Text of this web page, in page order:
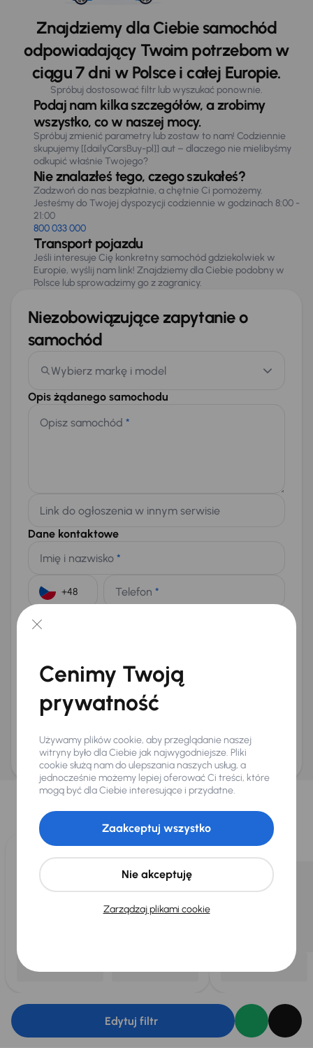
Znajdziemy dla Ciebie samochód
odpowiadający Twoim potrzebom w
ciągu 7 dni w Polsce i całej Europie.
Spróbuj dostosować filtr lub wyszukać ponownie.
Podaj nam kilka szczegółów, a zrobimy
wszystko, co w naszej mocy.
Spróbuj zmienić parametry lub zostaw to nam! Codziennie
skupujemy [[dailyCarsBuy-pl]] aut – dlaczego nie mielibyśmy
odkupić właśnie Twojego?
Nie znalazłeś tego, czego szukałeś?
Zadzwoń do nas bezpłatnie, a chętnie Ci pomożemy.
Jesteśmy do Twojej dyspozycji codziennie w godzinach 8:00 -
21:00
800 033 000
Transport pojazdu
Jeśli interesuje Cię konkretny samochód gdziekolwiek w
Europie, wyślij nam link! Znajdziemy dla Ciebie podobny w
Polsce lub sprowadzimy go z zagranicy.
Niezobowiązujące zapytanie o
samochód
Wybierz markę i model
Opis żądanego samochodu
Opisz samochód *
Link do ogłoszenia w innym serwisie
Dane kontaktowe
Imię i nazwisko *
Telefon *
E-mail
Na numer telefonu (opcjonalnie)
Wyślij zapytanie
ani zagwarantowaną dostępnością pojazdu. AURES Holdings a.s., z siedzibą
Dopraváků 874/15, Čimice, 184 00 Praga 8, będzie przechowywać i przetwarzać
Twoje dane osobowe zgodnie z zasadami ochrony i przetwarzaniadanych
osobowych
Wybraliśmy dla Ciebie
Wybieramy dla Ciebienajlepsze pojazdyz naszej oferty. Kupimy
dla Ciebiedo 400 pojazdówkażdego dnia.
Edytuj filtr
Cenimy Twoją
prywatność
Używamy plików cookie, aby przeglądanie naszej
witryny było dla Ciebie jak najwygodniejsze. Pliki
cookie służą nam do ulepszania naszych usług, a
jednocześnie możemy lepiej oferować Ci treści, które
mogą być dla Ciebie interesujące i przydatne.
Zarządzaj plikami cookie
Nie akceptuję
Zaakceptuj wszystko